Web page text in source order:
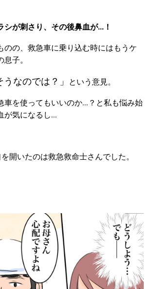
シが刺さり、その後鼻血が… ！
のの、救急車に乗り込む時にはもうケ
子。
うなのでは？」 という意見。
車を使ってもいいのか… ？と私も悩み始
が気になるし…
開いたのは救急救命士さんでした。